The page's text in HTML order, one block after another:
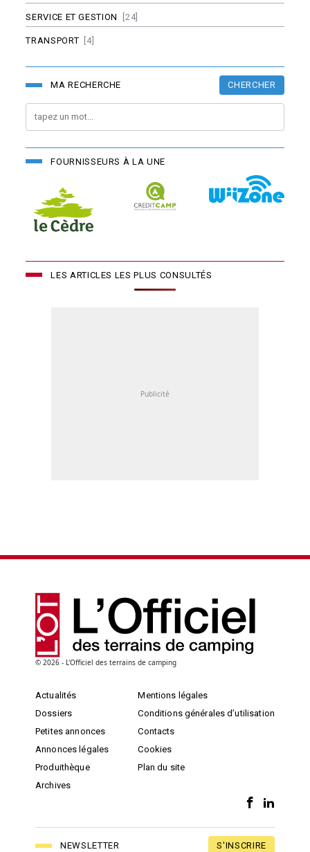
SERVICE ET GESTION [24]
TRANSPORT [4]
MA RECHERCHE CHERCHER
FOURNISSEURS À LA UNE
LES ARTICLES LES PLUS CONSULTÉS
© 2026 - L'Officiel des terrains de camping
Actualités
Dossiers
Petites annonces
Annonces légales
Produithèque
Archives
Mentions légales
Conditions générales d’utilisation
Contacts
Cookies
Plan du site
NEWSLETTER S'INSCRIRE